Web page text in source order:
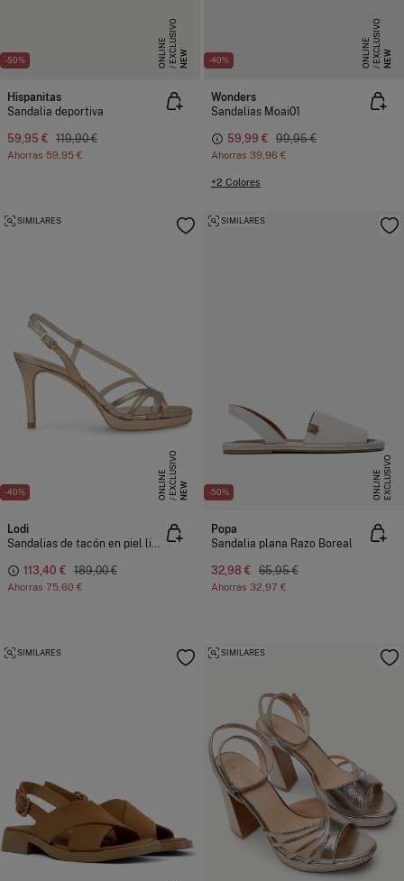
-50% NEW
E
X
C
L
US
I
V
O
O
N
L
I
N
E
Hispanitas
Sandalia deportiva
59,95 € 119,90 €
Ahorras 59,95 €
-40% NEW
E
X
C
L
US
I
V
O
O
N
L
I
N
E
Wonders
Sandalias Moai01
59,99 € 99,95 €
Ahorras 39,96 €
+2 Colores
-40% NEW
E
X
C
L
US
I
V
O
O
N
L
I
N
E
SIMILARES
Lodi
Sandalias de tacón en piel lisa.
113,40 € 189,00 €
Ahorras 75,60 €
-50% E
X
C
L
U
SI
V
O
O
N
L
I
N
E
SIMILARES
Popa
Sandalia plana Razo Boreal
32,98 € 65,95 €
Ahorras 32,97 €
SIMILARES SIMILARES